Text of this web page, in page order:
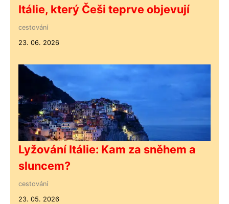
Itálie, který Češi teprve objevují
cestování
23. 06. 2026
Lyžování Itálie: Kam za sněhem a
sluncem?
cestování
23. 05. 2026